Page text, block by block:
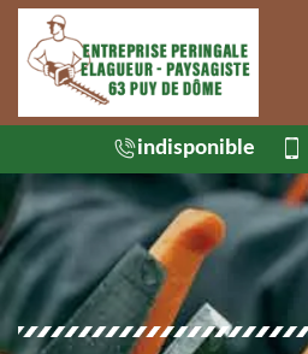
indisponible